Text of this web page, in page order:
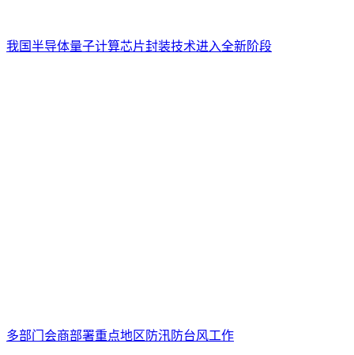
我国半导体量子计算芯片封装技术进入全新阶段
多部门会商部署重点地区防汛防台风工作